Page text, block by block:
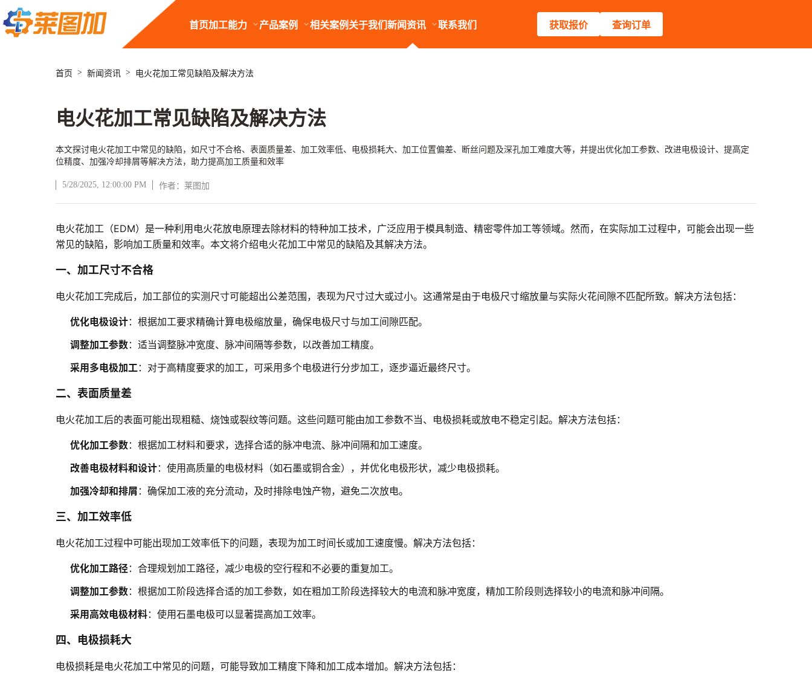
首页加工能力 产品案例 相关案例 关于我们新闻资讯 联系我们 获取报价 查询订单
首页 > 新闻资讯 > 电火花加工常见缺陷及解决方法
电火花加工常见缺陷及解决方法
本文探讨电火花加工中常见的缺陷，如尺寸不合格、表面质量差、加工效率低、电极损耗大、加工位置偏差、断丝问题及深孔加工难度大等，并提出优化加工参数、改进电极设计、提高定
位精度、加强冷却排屑等解决方法，助力提高加工质量和效率
5/28/2025, 12:00:00 PM 作者：莱图加
文章正文
电火花加工（EDM）是一种利用电火花放电原理去除材料的特种加工技术，广泛应用于模具制造、精密零件加工等领域。然而，在实际加工过程中，可能会出现一些
常见的缺陷，影响加工质量和效率。本文将介绍电火花加工中常见的缺陷及其解决方法。
一、加工尺寸不合格
电火花加工完成后，加工部位的实测尺寸可能超出公差范围，表现为尺寸过大或过小。这通常是由于电极尺寸缩放量与实际火花间隙不匹配所致。解决方法包括：
优化电极设计：根据加工要求精确计算电极缩放量，确保电极尺寸与加工间隙匹配。
调整加工参数：适当调整脉冲宽度、脉冲间隔等参数，以改善加工精度。
采用多电极加工：对于高精度要求的加工，可采用多个电极进行分步加工，逐步逼近最终尺寸。
二、表面质量差
电火花加工后的表面可能出现粗糙、烧蚀或裂纹等问题。这些问题可能由加工参数不当、电极损耗或放电不稳定引起。解决方法包括：
优化加工参数：根据加工材料和要求，选择合适的脉冲电流、脉冲间隔和加工速度。
改善电极材料和设计：使用高质量的电极材料（如石墨或铜合金），并优化电极形状，减少电极损耗。
加强冷却和排屑 ：确保加工液的充分流动，及时排除电蚀产物，避免二次放电。
三、加工效率低
电火花加工过程中可能出现加工效率低下的问题，表现为加工时间长或加工速度慢。解决方法包括：
优化加工路径：合理规划加工路径，减少电极的空行程和不必要的重复加工。
调整加工参数：根据加工阶段选择合适的加工参数，如在粗加工阶段选择较大的电流和脉冲宽度，精加工阶段则选择较小的电流和脉冲间隔。
采用高效电极材料：使用石墨电极可以显著提高加工效率。
四、电极损耗大
电极损耗是电火花加工中常见的问题，可能导致加工精度下降和加工成本增加。解决方法包括：